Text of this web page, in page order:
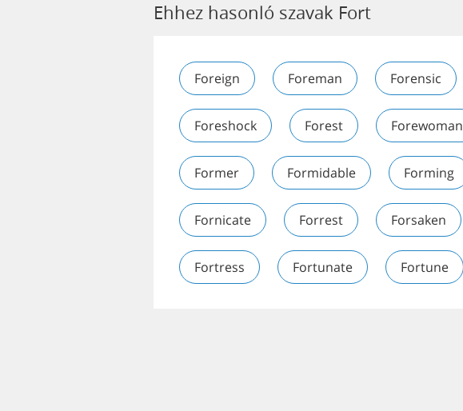
Ehhez hasonló szavak Fort
Foreign Foreman Forensic
Foreshock Forest Forewoman
Former Formidable Forming
Fornicate Forrest Forsaken
Fortress Fortunate Fortune